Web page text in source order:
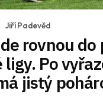
Jiří Padevěd
rovnou do
ligy. Po
jistý